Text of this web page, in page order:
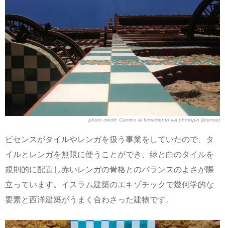
photo credit: Camino al firmamento via photopin (license)
ビセンスがタイルやレンガを扱う事業をしていたので、タ
イルとレンガを無限に使うことができ、緑と白のタイルを
規則的に配置し赤いレンガの骨格とのバランスのよさが際
立っています。イスラム建築のエキゾチックで幾何学的な
要素と西洋建築がうまく合わさった建物です。